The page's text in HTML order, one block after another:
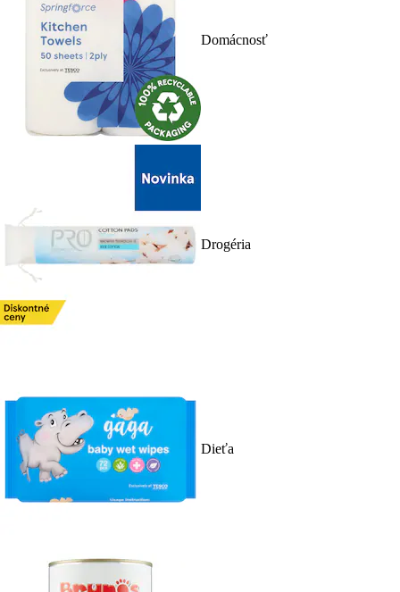
Domácnosť
Drogéria
Dieťa